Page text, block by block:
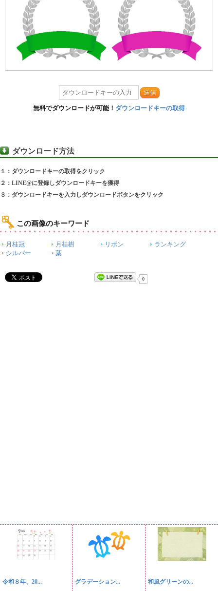
送信
無料でダウンロードが可能！ ダウンロードキーの取得
ダウンロード方法
１：ダウンロードキーの取得をクリック
２：LINE@に登録しダウンロードキーを獲得
３：ダウンロードキーを入力しダウンロードボタンをクリック
この画像のキーワード
月桂冠 月桂樹 リボン
ランキング
シルバー
葉
0
令和８年、20... グラデーション... 和風グリーンの...